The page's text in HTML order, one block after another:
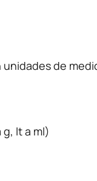
de
lt a ml)